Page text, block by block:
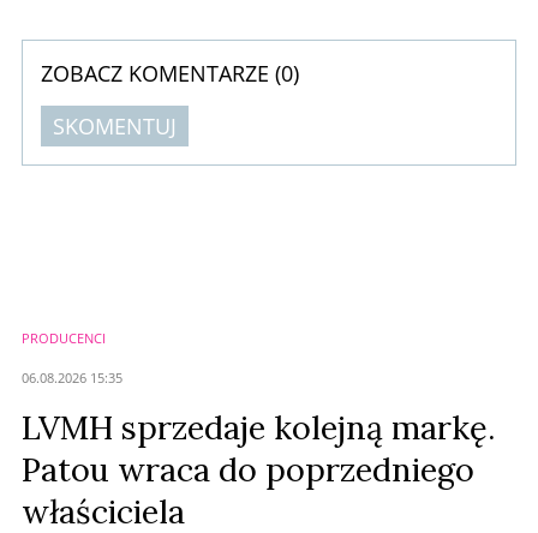
ZOBACZ KOMENTARZE (0)
SKOMENTUJ
PRODUCENCI
06.08.2026 15:35
LVMH sprzedaje kolejną markę.
Patou wraca do poprzedniego
właściciela